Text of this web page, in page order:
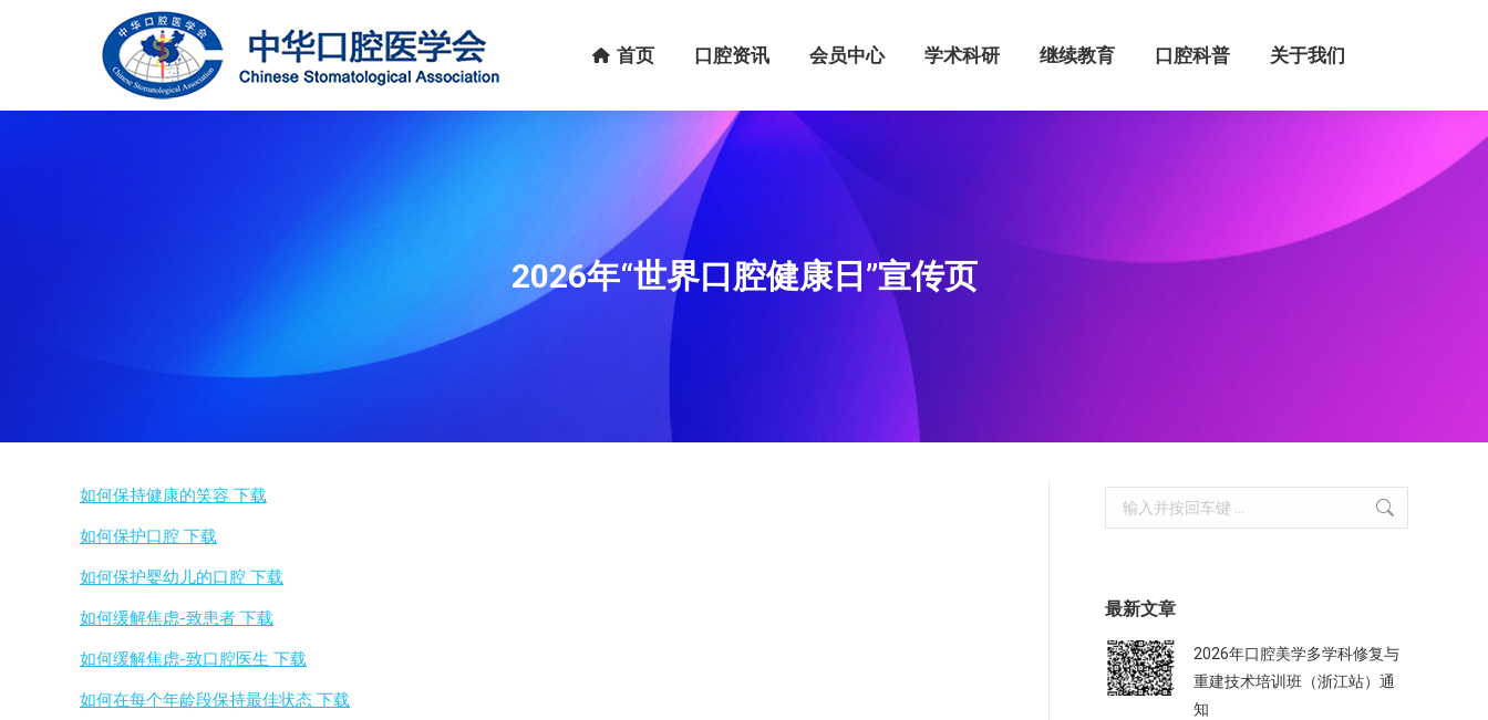
首页 口腔资讯 会员中心 学术科研 继续教育 口腔科普 关于我们
2026年“世界口腔健康日”宣传页
如何保持健康的笑容 下载
如何保护口腔 下载
如何保护婴幼儿的口腔 下载
如何缓解焦虑-致患者 下载
如何缓解焦虑-致口腔医生 下载
如何在每个年龄段保持最佳状态 下载
Search:
最新文章
2026年口腔美学多学科修复与
重建技术培训班（浙江站）通
知